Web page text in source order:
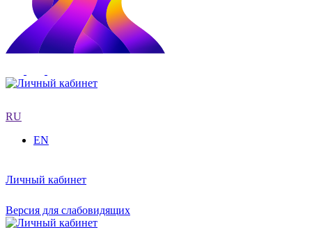
RU
EN
Личный кабинет
Версия для слабовидящих